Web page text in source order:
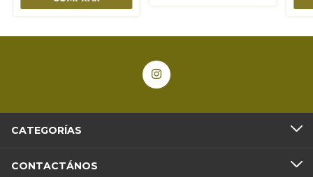
CATEGORÍAS
CONTACTÁNOS